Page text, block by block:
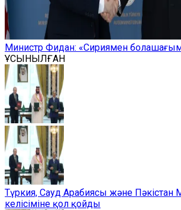
Министр Фидан: «Сириямен
ҰСЫНЫЛҒАН
Түркия, Сауд Арабиясы және Пәкістан
келісіміне қол қойды